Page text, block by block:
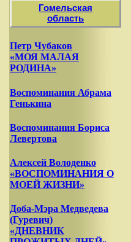
Гомельская
область
Петр Чубаков
«МОЯ МАЛАЯ
РОДИНА»
Воспоминания Абрама
Генькина
Воспоминания Бориса
Левертова
Алексей Володенко
«ВОСПОМИНАНИЯ О
МОЕЙ ЖИЗНИ»
Доба-Мэра Медведева
(Гуревич)
«ДНЕВНИК